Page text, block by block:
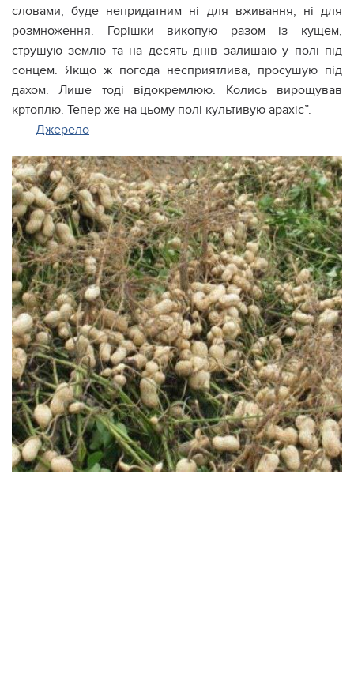
словами, буде непридатним ні для вживання, ні для
розмноження. Горішки викопую разом із кущем,
струшую землю та на десять днів залишаю у полі під
сонцем. Якщо ж погода несприятлива, просушую під
дахом. Лише тоді відокремлюю. Колись вирощував
кртоплю. Тепер же на цьому полі культивую арахіс”.
Джерело